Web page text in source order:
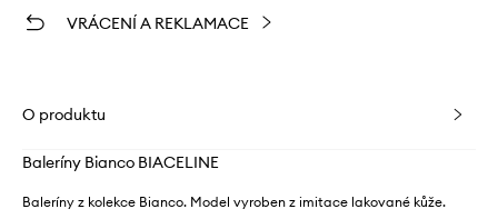
VRÁCENÍ A REKLAMACE
O produktu
Baleríny Bianco BIACELINE
Baleríny z kolekce Bianco. Model vyroben z imitace lakované kůže.